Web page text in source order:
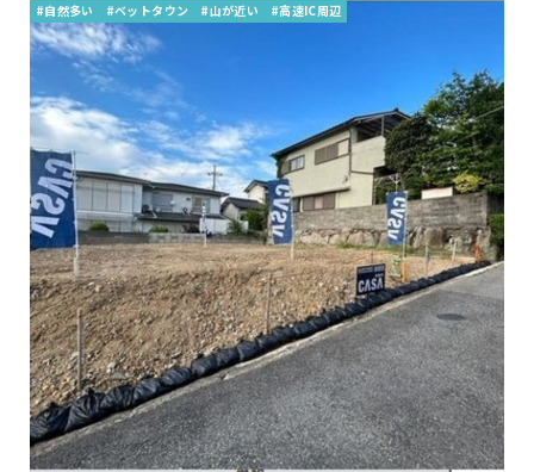
#自然多い #ベットタウン #山が近い #高速IC周辺